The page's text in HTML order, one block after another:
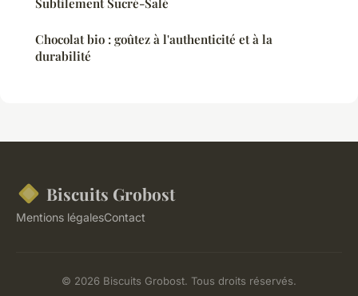
Chocolat bio : goûtez à l'authenticité et à la
durabilité
Biscuits Grobost
Mentions légalesContact
© 2026 Biscuits Grobost. Tous droits réservés.